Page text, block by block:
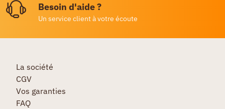
Besoin d'aide ?
Un service client à votre écoute
La société
CGV
Vos garanties
FAQ